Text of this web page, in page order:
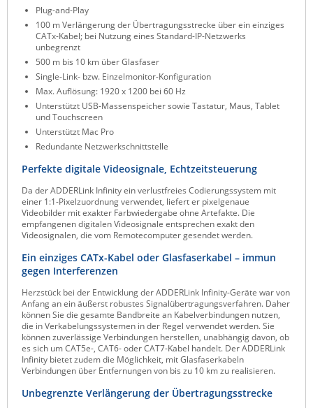
Poynting
Raritan
Riello UPS
Server Technology
Siretta
SIRIO Antenne
Sunbird
Tactical Software
TEKTELIC
Teltonika
Unwired Networks
Vision
WATTECO
Westermo
Yuasa
ZPE Systems
News zu unseren Herstellern
Plug-and-Play
100 m Verlängerung der Übertragungsstrecke über ein einziges
CATx-Kabel; bei Nutzung eines Standard-IP-Netzwerks
unbegrenzt
500 m bis 10 km über Glasfaser
Single-Link- bzw. Einzelmonitor-Konfiguration
Max. Auflösung: 1920 x 1200 bei 60 Hz
Unterstützt USB-Massenspeicher sowie Tastatur, Maus, Tablet
und Touchscreen
Unterstützt Mac Pro
Redundante Netzwerkschnittstelle
Perfekte digitale Videosignale, Echtzeitsteuerung
Da der ADDERLink Infinity ein verlustfreies Codierungssystem mit
einer 1:1-Pixelzuordnung verwendet, liefert er pixelgenaue
Videobilder mit exakter Farbwiedergabe ohne Artefakte. Die
empfangenen digitalen Videosignale entsprechen exakt den
Videosignalen, die vom Remotecomputer gesendet werden.
Ein einziges CATx-Kabel oder Glasfaserkabel – immun
gegen Interferenzen
Herzstück bei der Entwicklung der ADDERLink Infinity-Geräte war von
Anfang an ein äußerst robustes Signalübertragungsverfahren. Daher
können Sie die gesamte Bandbreite an Kabelverbindungen nutzen,
die in Verkabelungssystemen in der Regel verwendet werden. Sie
können zuverlässige Verbindungen herstellen, unabhängig davon, ob
es sich um CAT5e-, CAT6- oder CAT7-Kabel handelt. Der ADDERLink
Infinity bietet zudem die Möglichkeit, mit Glasfaserkabeln
Verbindungen über Entfernungen von bis zu 10 km zu realisieren.
Unbegrenzte Verlängerung der Übertragungsstrecke